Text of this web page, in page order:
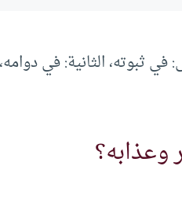
في ثبوته، الثانية: في
وعذابه؟